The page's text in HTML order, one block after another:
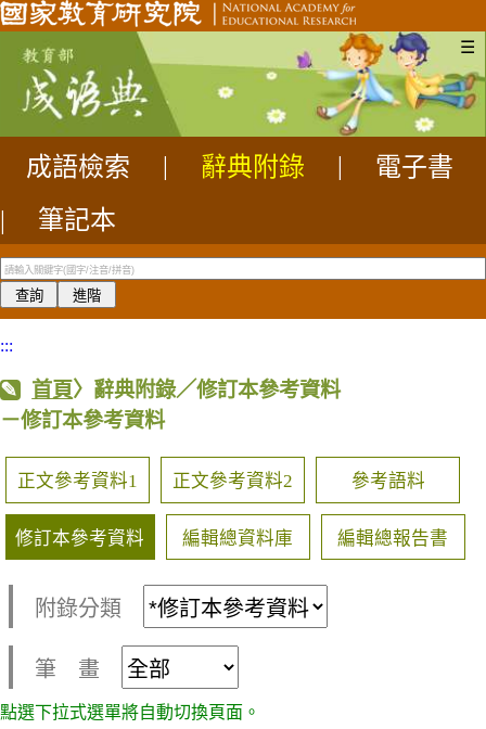
☰
成語檢索 辭典附錄
電子書
|
筆記本
:::
首頁〉辭典附錄／修訂本參考資料
－修訂本參考資料
正文參考資料1 正文參考資料2 參考語料
修訂本參考資料 編輯總資料庫 編輯總報告書
附錄分類
筆 畫
點選下拉式選單將自動切換頁面。